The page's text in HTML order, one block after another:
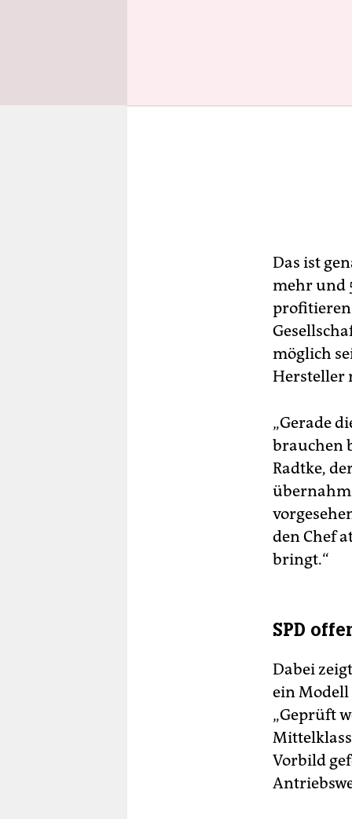
Das ist
mehr und
profitieren
möglich
Hersteller
„Gerade
brauchen
Radtke,
den Chef
bringt.“
SPD
Dabei
ein Modell
„Geprüft
Vorbild